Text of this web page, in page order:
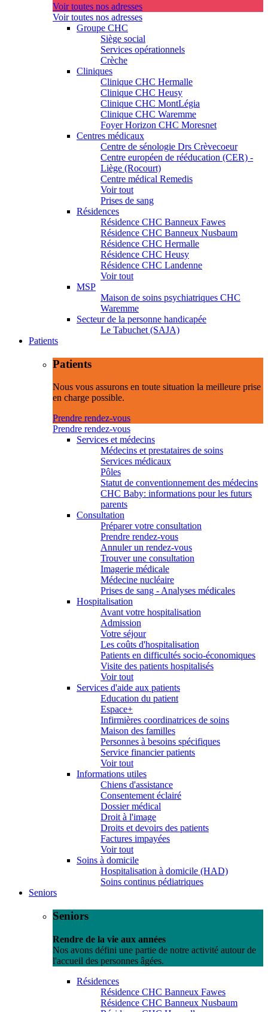
Voir toutes nos adresses
Voir toutes nos adresses
Groupe CHC
Siège social
Services opérationnels
Crèche
Cliniques
Clinique CHC Hermalle
Clinique CHC Heusy
Clinique CHC MontLégia
Clinique CHC Waremme
Foyer Horizon CHC Moresnet
Centres médicaux
Centre de sénologie Drs Crèvecoeur
Centre européen de rééducation (CER) -
Liège (Rocourt)
Centre médical Remedis
Voir tout
Prises de sang
Résidences
Résidence CHC Banneux Fawes
Résidence CHC Banneux Nusbaum
Résidence CHC Hermalle
Résidence CHC Heusy
Résidence CHC Landenne
Voir tout
MSP
Maison de soins psychiatriques CHC
Waremme
Secteur de la personne handicapée
Le Tabuchet (SAJA)
Patients
Patients
Nous vous assurons en toute situation la meilleure prise
en charge possible.
Prendre rendez-vous
Prendre rendez-vous
Services et médecins
Médecins et prestataires de soins
Services médicaux
Pôles
Statut de conventionnement des médecins
CHC Baby: informations pour les futurs
parents
Consultation
Préparer votre consultation
Prendre rendez-vous
Annuler un rendez-vous
Trouver une consultation
Imagerie médicale
Médecine nucléaire
Prises de sang - Analyses médicales
Hospitalisation
Avant votre hospitalisation
Admission
Votre séjour
Les coûts d'hospitalisation
Patients en difficultés socio-économiques
Visite des patients hospitalisés
Voir tout
Services d'aide aux patients
Education du patient
Espace+
Infirmières coordinatrices de soins
Maison des familles
Personnes à besoins spécifiques
Service financier patients
Voir tout
Informations utiles
Chiens d'assistance
Consentement éclairé
Dossier médical
Droit à l'image
Droits et devoirs des patients
Factures impayées
Voir tout
Soins à domicile
Hospitalisation à domicile (HAD)
Soins continus pédiatriques
Seniors
Seniors
Rendre de la vie aux années
Nos avons défini une partie de notre activité autour de
l'accueil des personnes âgées.
Résidences
Résidence CHC Banneux Fawes
Résidence CHC Banneux Nusbaum